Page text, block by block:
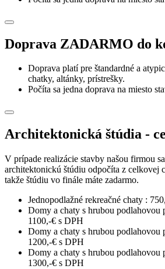
Doprava ZADARMO do
Doprava platí pre štandardné a
chatky, altánky, prístrešky.
Počíta sa jedna doprava na miesto
Architektonická štúdia -
V prípade realizácie stavby našou firmou
architektonickú štúdiu odpočíta z celkovej
takže štúdiu vo finále máte zadarmo.
Jednopodlažné rekreačné chaty :
Domy a chaty s hrubou podlahovou
1100,-€ s DPH
Domy a chaty s hrubou podlahovou
1200,-€ s DPH
Domy a chaty s hrubou podlahovou
1300,-€ s DPH